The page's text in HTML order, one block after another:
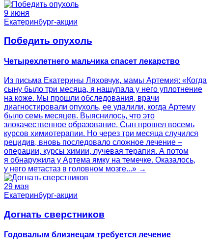
9 июня
Екатеринбург-акции
Победить опухоль
Четырехлетнего мальчика спасет лекарство
Из письма Екатерины Ляховчук, мамы Артемия: «Когда
сыну было три месяца, я нащупала у него уплотнение
на коже. Мы прошли обследования, врачи
диагностировали опухоль, ее удалили, когда Артему
было семь месяцев. Выяснилось, что это
злокачественное образование. Сын прошел восемь
курсов химиотерапии. Но через три месяца случился
рецидив, вновь последовало сложное лечение –
операции, курсы химии, лучевая терапия. А потом
я обнаружила у Артема ямку на темечке. Оказалось,
у него метастаз в головном мозге...» →
29 мая
Екатеринбург-акции
Догнать сверстников
Годовалым близнецам требуется лечение